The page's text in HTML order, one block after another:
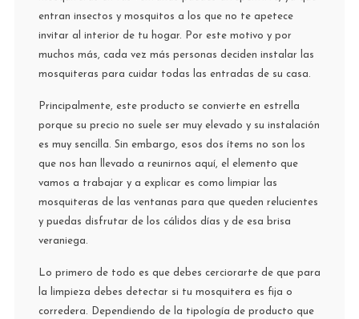
entran insectos y mosquitos a los que no te apetece
invitar al interior de tu hogar. Por este motivo y por
muchos más, cada vez más personas deciden instalar las
mosquiteras para cuidar todas las entradas de su casa.
Principalmente, este producto se convierte en estrella
porque su precio no suele ser muy elevado y su instalación
es muy sencilla. Sin embargo, esos dos ítems no son los
que nos han llevado a reunirnos aquí, el elemento que
vamos a trabajar y a explicar es como limpiar las
mosquiteras de las ventanas para que queden relucientes
y puedas disfrutar de los cálidos días y de esa brisa
veraniega.
Lo primero de todo es que debes cerciorarte de que para
la limpieza debes detectar si tu mosquitera es fija o
corredera. Dependiendo de la tipología de producto que